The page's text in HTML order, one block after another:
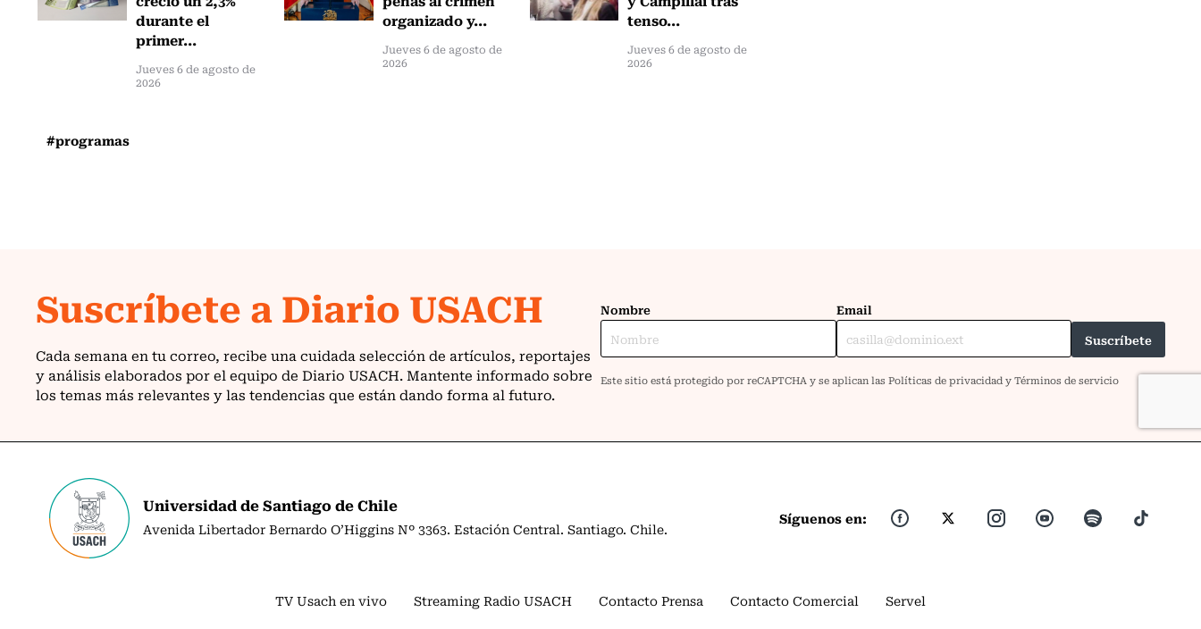
durante el
primer...
Jueves 6 de agosto de
2026
organizado y...
Jueves 6 de agosto de
2026
tenso...
Jueves 6 de agosto de
2026
#programas
Universidad de Santiago de Chile
Avenida Libertador Bernardo O’Higgins Nº 3363. Estación Central. Santiago. Chile.
Síguenos en:
TV Usach en vivo Streaming Radio USACH Contacto Prensa Contacto Comercial Servel